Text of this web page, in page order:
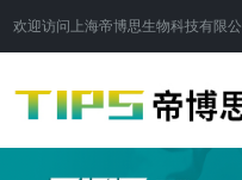
欢迎访问 上海帝博思生物科技有限公司